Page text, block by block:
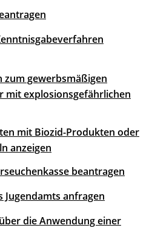
zum gewerbsmäßigen
mit explosionsgefährlichen
mit Biozid-Produkten oder
anzeigen
beantragen
Jugendamts anfragen
die Anwendung einer